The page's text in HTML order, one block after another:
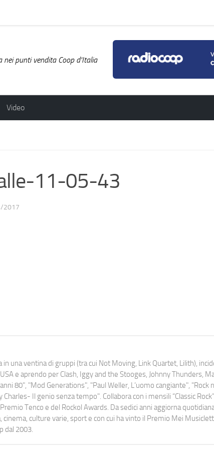
nei punti vendita Coop d'Italia
Video
11-05-43
2017
una ventina di gruppi (tra cui Not Moving, Link Quartet, Lilith),
e aprendo per Clash, Iggy and the Stooges, Johnny Thunders,
80", "Mod Generations", "Paul Weller, L’uomo cangiante", "Rock
Il genio senza tempo". Collabora con i mensili “Classic
Tenco e del Rockol Awards. Da sedici anni aggiorna
culture varie, sport e con cui ha vinto il Premio Mei
dal 2003.